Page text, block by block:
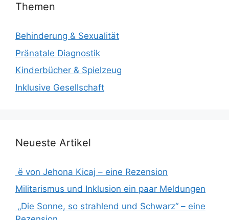
Themen
Behinderung & Sexualität
Pränatale Diagnostik
Kinderbücher & Spielzeug
Inklusive Gesellschaft
Neueste Artikel
ë von Jehona Kicaj – eine Rezension
Militarismus und Inklusion ein paar Meldungen
„Die Sonne, so strahlend und Schwarz“ – eine